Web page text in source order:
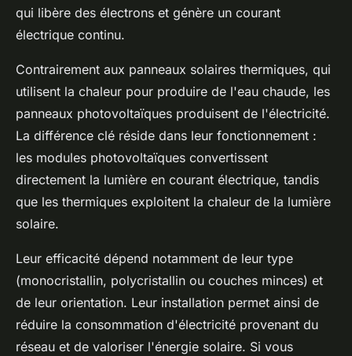
qui libère des électrons et génère un courant
électrique continu.
Contrairement aux panneaux solaires thermiques, qui
utilisent la chaleur pour produire de l'eau chaude, les
panneaux photovoltaïques produisent de l'électricité.
La différence clé réside dans leur fonctionnement :
les modules photovoltaïques convertissent
directement la lumière en courant électrique, tandis
que les thermiques exploitent la chaleur de la lumière
solaire.
Leur efficacité dépend notamment de leur type
(monocristallin, polycristallin ou couches minces) et
de leur orientation. Leur installation permet ainsi de
réduire la consommation d'électricité provenant du
réseau et de valoriser l'énergie solaire. Si vous